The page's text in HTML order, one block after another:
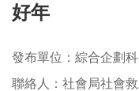
進
搜
尋
好年
發布單位：綜合企劃科
聯絡人：社會局社會